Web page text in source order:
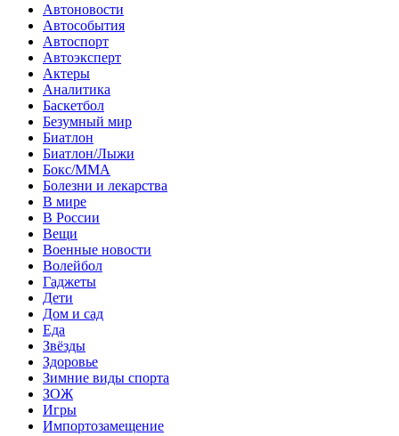
Автоновости
Автособытия
Автоспорт
Автоэксперт
Актеры
Аналитика
Баскетбол
Безумный мир
Биатлон
Биатлон/Лыжи
Бокс/MMA
Болезни и лекарства
В мире
В России
Вещи
Военные новости
Волейбол
Гаджеты
Дети
Дом и сад
Еда
Звёзды
Здоровье
Зимние виды спорта
ЗОЖ
Игры
Импортозамещение